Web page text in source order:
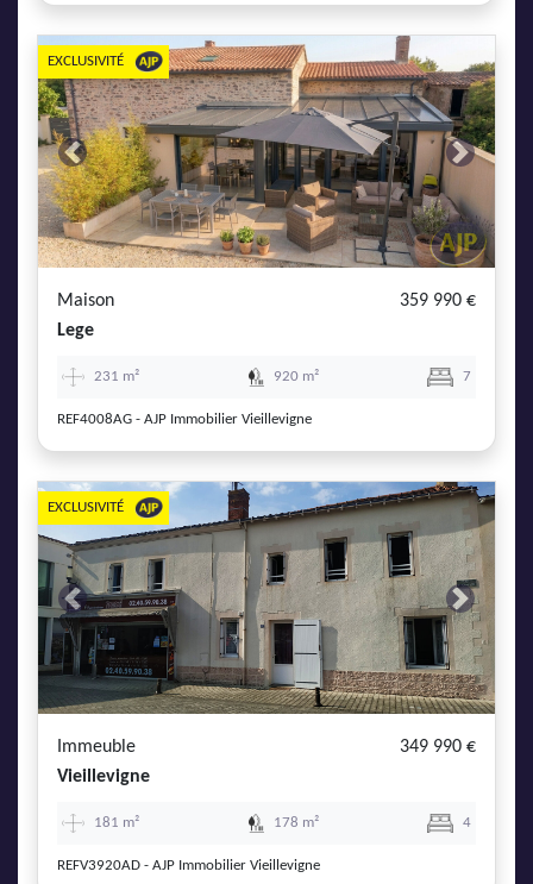
Previous Next
EXCLUSIVITÉ
Maison
359 990 €
Lege
231 m² 920 m² 7
REF4008AG - AJP Immobilier Vieillevigne
Previous Next
EXCLUSIVITÉ
Immeuble
349 990 €
Vieillevigne
181 m² 178 m² 4
REFV3920AD - AJP Immobilier Vieillevigne